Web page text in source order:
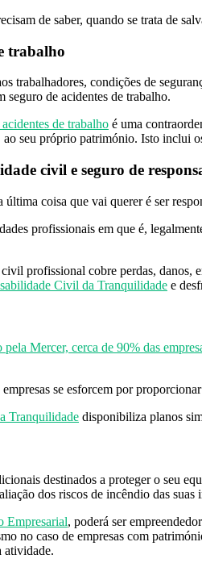
de saber, quando se trata de
trabalho
trabalhadores, condições de
de acidentes de trabalho.
de trabalho é uma
seu próprio património. Isto inclui
civil e seguro de
coisa que vai querer é ser
profissionais em que é,
profissional cobre perdas, danos,
Civil da Tranquilidade e
Mercer, cerca de 90% das
se esforcem por
Tranquilidade disponibiliza planos
destinados a proteger o seu
dos riscos de incêndio das
Empresarial, poderá ser
no caso de empresas com
atividade.